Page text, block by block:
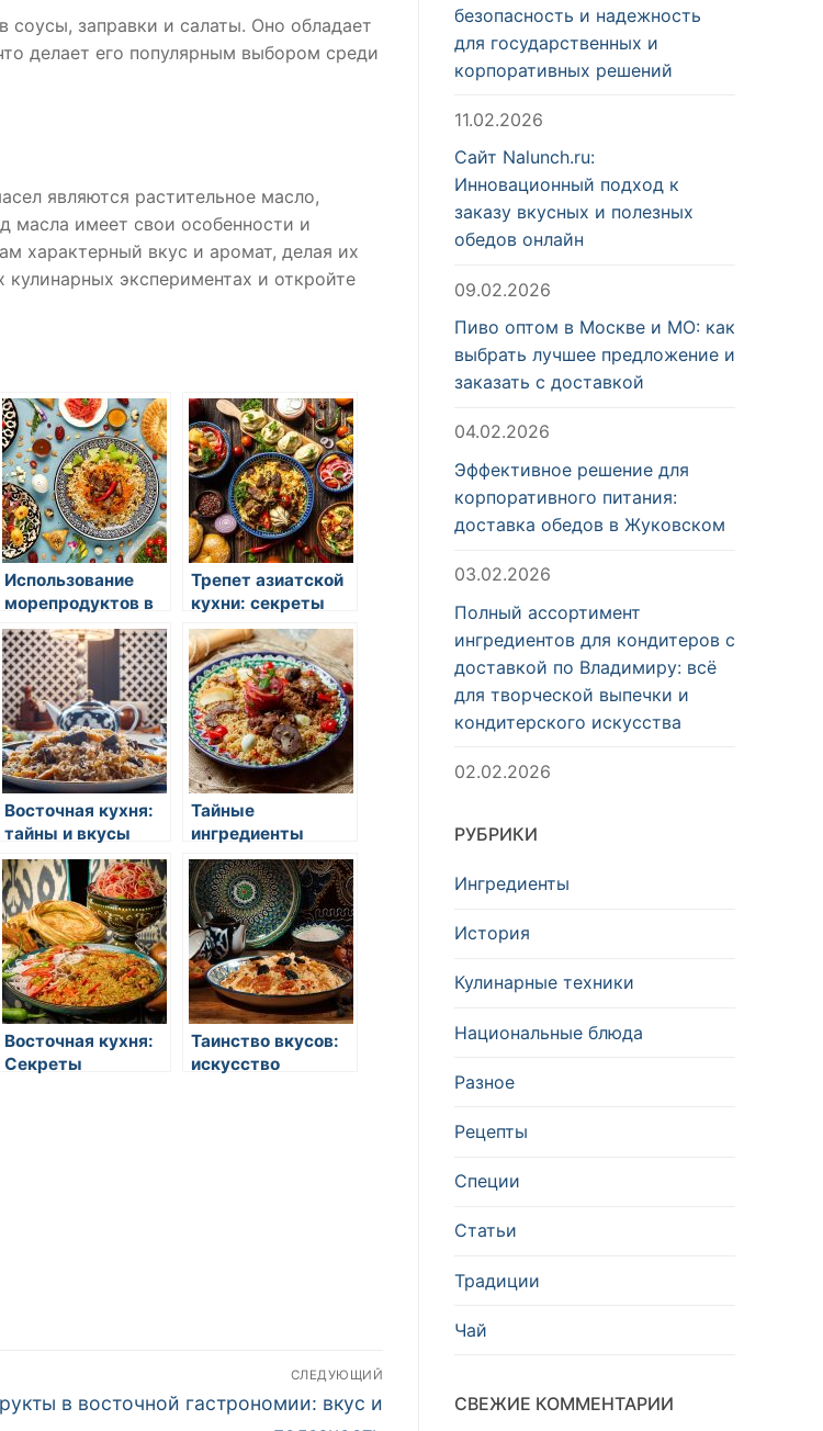
соусы, заправки и салаты. Оно обладает
делает его популярным выбором среди
являются растительное масло,
масла имеет свои особенности и
характерный вкус и аромат, делая их
экспериментах и откройте
Использование
морепродуктов в
азиатской
гастрономии
Трепет азиатской
кухни: секреты
гастрономического
наследия Востока
Восточная кухня:
тайны и вкусы
Тайные
ингредиенты
восточной кухни
Восточная кухня:
Секреты
Таинство вкусов:
искусство
СЛЕДУЮЩИЙ
в восточной гастрономии: вкус и
безопасность и надежность
для государственных и
корпоративных решений
11.02.2026
Сайт Nalunch.ru:
Инновационный подход к
заказу вкусных и полезных
обедов онлайн
09.02.2026
Пиво оптом в Москве и МО: как
выбрать лучшее предложение и
заказать с доставкой
04.02.2026
Эффективное решение для
корпоративного питания:
доставка обедов в Жуковском
03.02.2026
Полный ассортимент
ингредиентов для кондитеров с
доставкой по Владимиру: всё
для творческой выпечки и
кондитерского искусства
02.02.2026
РУБРИКИ
Ингредиенты
История
Кулинарные техники
Национальные блюда
Разное
Рецепты
Специи
Статьи
Традиции
Чай
СВЕЖИЕ КОММЕНТАРИИ